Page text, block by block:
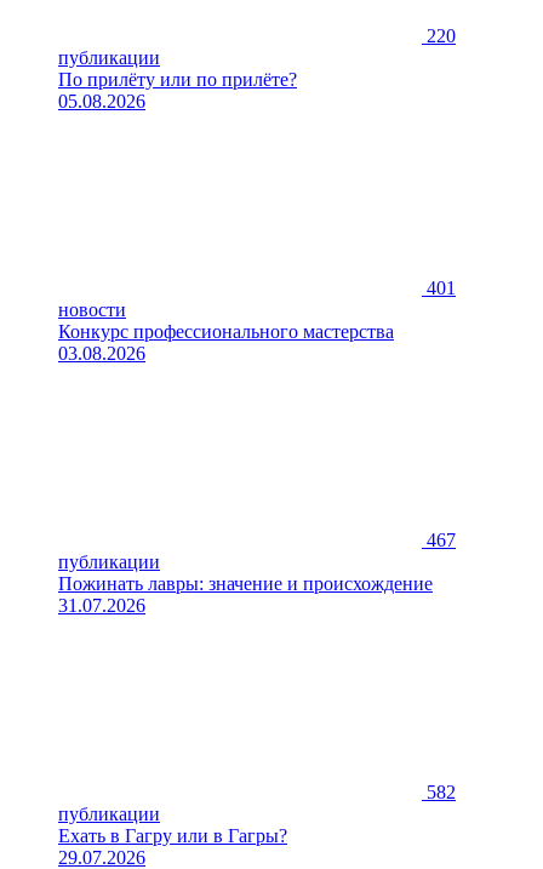
220
публикации
По прилёту или по прилёте?
05.08.2026
401
новости
Конкурс профессионального мастерства
03.08.2026
467
публикации
Пожинать лавры: значение и происхождение
31.07.2026
582
публикации
Ехать в Гагру или в Гагры?
29.07.2026